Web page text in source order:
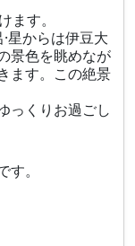
ます。
星からは伊豆大
景色を眺めなが
ます。この絶景
っくりお過ごし
。